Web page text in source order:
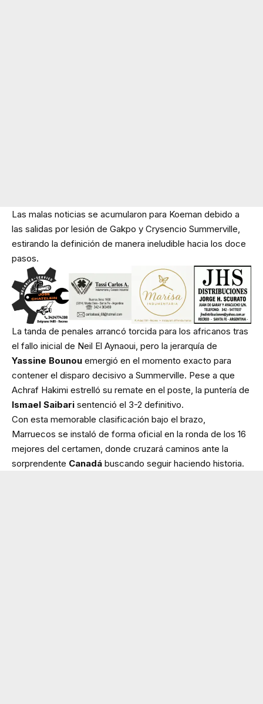
Las malas noticias se acumularon para Koeman debido a
las salidas por lesión de Gakpo y Crysencio Summerville,
estirando la definición de manera ineludible hacia los doce
pasos.
La tanda de penales arrancó torcida para los africanos tras
el fallo inicial de Neil El Aynaoui, pero la jerarquía de
Yassine Bounou emergió en el momento exacto para
contener el disparo decisivo a Summerville. Pese a que
Achraf Hakimi estrelló su remate en el poste, la puntería de
Ismael Saibari sentenció el 3-2 definitivo.
Con esta memorable clasificación bajo el brazo,
Marruecos se instaló de forma oficial en la ronda de los 16
mejores del certamen, donde cruzará caminos ante la
sorprendente Canadá buscando seguir haciendo historia.